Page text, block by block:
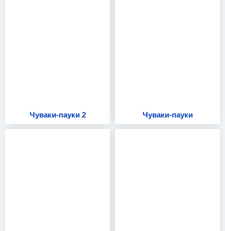
Чуваки-пауки 2 Чуваки-пауки